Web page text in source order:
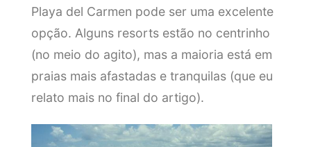
Playa del Carmen pode ser uma excelente
opção. Alguns resorts estão no centrinho
(no meio do agito), mas a maioria está em
praias mais afastadas e tranquilas (que eu
relato mais no final do artigo).